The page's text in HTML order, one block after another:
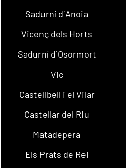
Sadurní d´Anoia
Vicenç dels Horts
Sadurní d´Osormort
Vic
Castellbell i el Vilar
Castellar del Riu
Matadepera
Els Prats de Rei